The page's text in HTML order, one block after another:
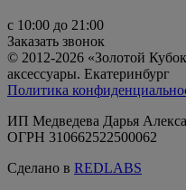
с 10:00 до 21:00
Заказать звонок
© 2012-2026 «Золотой
аксессуары. Екатеринбург
Политика
ИП Медведева Дарья
ОГРН 310662522500062
Сделано в REDLABS